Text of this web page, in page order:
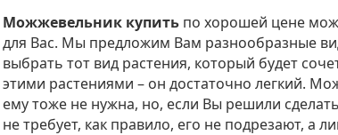
Можжевельник купитьпо хорошей цене
для Вас. Мы предложим Вам разнообразные
выбрать тот вид растения, который будет
этими растениями – он достаточно легкий.
ему тоже не нужна, но, если Вы решили
не требует, как правило, его не подрезают,